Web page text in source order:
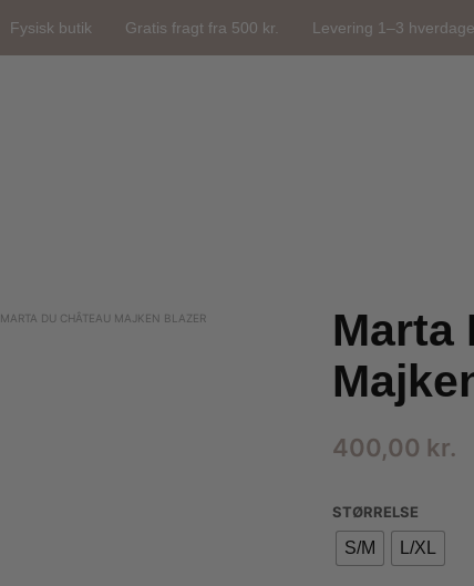
Fysisk butik Gratis fragt fra 500 kr. Levering 1–3 hverdage
MARTA DU CHÂTEAU MAJKEN BLAZER
Marta
400,00 kr.
STØRRELSE
S/M L/XL